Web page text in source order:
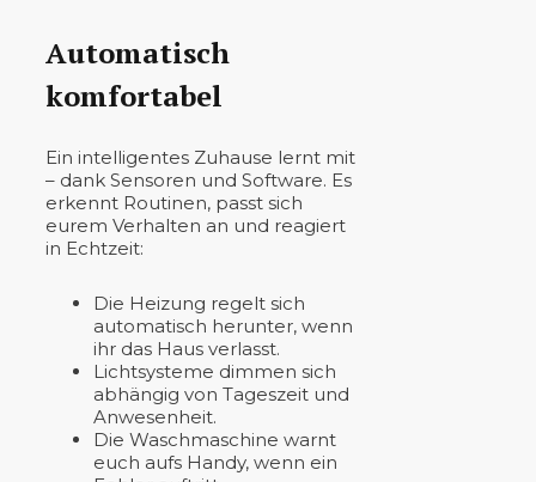
Automatisch
komfortabel
Ein intelligentes Zuhause lernt mit
– dank Sensoren und Software. Es
erkennt Routinen, passt sich
eurem Verhalten an und reagiert
in Echtzeit:
Die Heizung regelt sich
automatisch herunter, wenn
ihr das Haus verlasst.
Lichtsysteme dimmen sich
abhängig von Tageszeit und
Anwesenheit.
Die Waschmaschine warnt
euch aufs Handy, wenn ein